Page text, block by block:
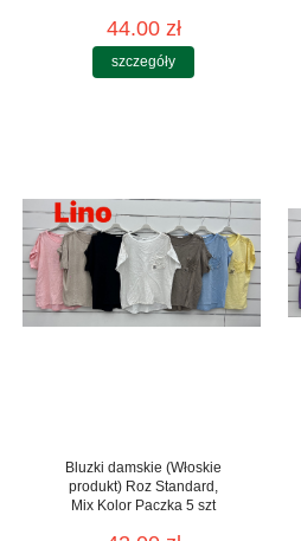
44.00 zł
szczegóły
Bluzki damskie (Włoskie
produkt) Roz Standard,
Mix Kolor Paczka 5 szt